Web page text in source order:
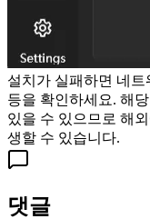
설치가 실패하면 네트
등을 확인하세요. 해
있을 수 있으므로 해
생할 수 있습니다.
댓글